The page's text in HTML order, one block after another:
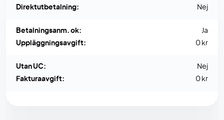
Direktutbetalning:
Nej
Betalningsanm. ok:
Ja
Uppläggningsavgift:
0 kr
Utan UC:
Nej
Fakturaavgift:
0 kr